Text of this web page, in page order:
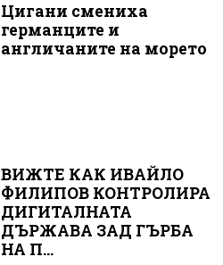
Цигани смениха
германците и
англичаните на морето
ВИЖТЕ КАК ИВАЙЛО
ФИЛИПОВ КОНТРОЛИРА
ДИГИТАЛНАТА
ДЪРЖАВА ЗАД ГЪРБА
НА П...